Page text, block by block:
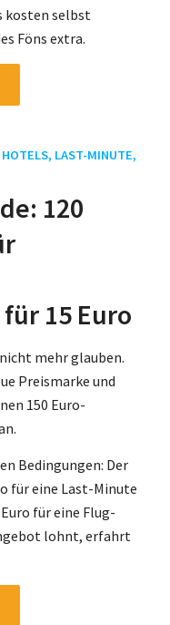
kosten selbst
Föns extra.
HOTELS, LAST-MINUTE,
120
15 Euro
mehr glauben.
Preismarke und
150 Euro-
Bedingungen: Der
für eine Last-Minute
für eine Flug-
lohnt, erfahrt